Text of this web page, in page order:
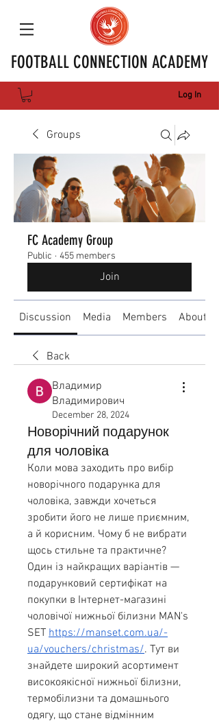
FOOTBALL CONNECTION ACADEMY
Log In
Groups
FC Academy Group
Public · 455 members
Join
Discussion Media Members About
Back
Владимир
Владимирович
December 28, 2024
Новорічний подарунок
для чоловіка
Коли мова заходить про вибір
новорічного подарунка для
чоловіка, завжди хочеться
зробити його не лише приємним,
а й корисним. Чому б не вибрати
щось стильне та практичне?
Один із найкращих варіантів —
подарунковий сертифікат на
покупки в Інтернет-магазині
чоловічої нижньої білизни MAN's
SET https://manset.com.ua/-
ua/vouchers/christmas/. Тут ви
знайдете широкий асортимент
високоякісної нижньої білизни,
термобілизни та домашнього
одягу, що стане відмінним